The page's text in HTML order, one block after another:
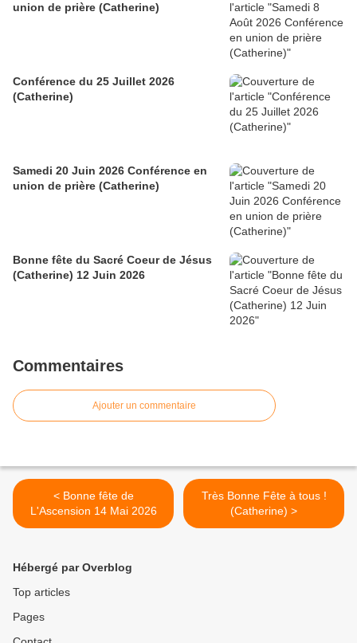
union de prière (Catherine)
Conférence du 25 Juillet 2026
(Catherine)
Samedi 20 Juin 2026 Conférence en
union de prière (Catherine)
Bonne fête du Sacré Coeur de Jésus
(Catherine) 12 Juin 2026
Commentaires
Ajouter un commentaire
< Bonne fête de
L'Ascension 14 Mai 2026
Très Bonne Fête à tous !
(Catherine) >
Hébergé par Overblog
Top articles
Pages